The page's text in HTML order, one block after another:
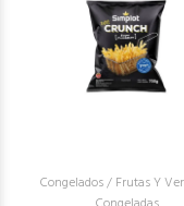
Congelados/ Frutas Y